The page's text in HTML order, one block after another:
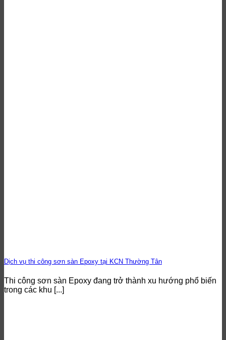
Dịch vụ thi công sơn sàn Epoxy tại KCN Thường Tân
Thi công sơn sàn Epoxy đang trở thành xu hướng phổ biến
trong các khu [...]